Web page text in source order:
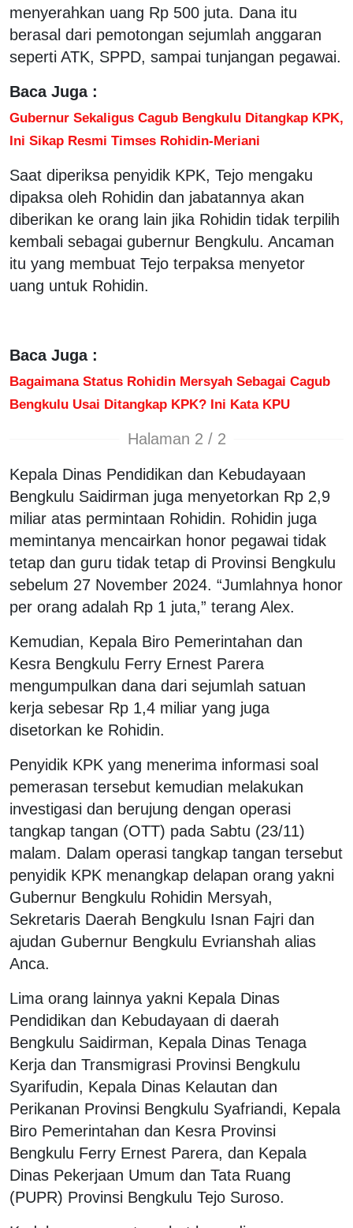
menyerahkan uang Rp 500 juta. Dana itu
berasal dari pemotongan sejumlah anggaran
seperti ATK, SPPD, sampai tunjangan pegawai.
Baca Juga :
Gubernur Sekaligus Cagub Bengkulu Ditangkap KPK,
Ini Sikap Resmi Timses Rohidin-Meriani
Saat diperiksa penyidik KPK, Tejo mengaku
dipaksa oleh Rohidin dan jabatannya akan
diberikan ke orang lain jika Rohidin tidak terpilih
kembali sebagai gubernur Bengkulu. Ancaman
itu yang membuat Tejo terpaksa menyetor
uang untuk Rohidin.
Baca Juga :
Bagaimana Status Rohidin Mersyah Sebagai Cagub
Bengkulu Usai Ditangkap KPK? Ini Kata KPU
Halaman 2 / 2
Kepala Dinas Pendidikan dan Kebudayaan
Bengkulu Saidirman juga menyetorkan Rp 2,9
miliar atas permintaan Rohidin. Rohidin juga
memintanya mencairkan honor pegawai tidak
tetap dan guru tidak tetap di Provinsi Bengkulu
sebelum 27 November 2024. “Jumlahnya honor
per orang adalah Rp 1 juta,” terang Alex.
Kemudian, Kepala Biro Pemerintahan dan
Kesra Bengkulu Ferry Ernest Parera
mengumpulkan dana dari sejumlah satuan
kerja sebesar Rp 1,4 miliar yang juga
disetorkan ke Rohidin.
Penyidik KPK yang menerima informasi soal
pemerasan tersebut kemudian melakukan
investigasi dan berujung dengan operasi
tangkap tangan (OTT) pada Sabtu (23/11)
malam. Dalam operasi tangkap tangan tersebut
penyidik KPK menangkap delapan orang yakni
Gubernur Bengkulu Rohidin Mersyah,
Sekretaris Daerah Bengkulu Isnan Fajri dan
ajudan Gubernur Bengkulu Evrianshah alias
Anca.
Lima orang lainnya yakni Kepala Dinas
Pendidikan dan Kebudayaan di daerah
Bengkulu Saidirman, Kepala Dinas Tenaga
Kerja dan Transmigrasi Provinsi Bengkulu
Syarifudin, Kepala Dinas Kelautan dan
Perikanan Provinsi Bengkulu Syafriandi, Kepala
Biro Pemerintahan dan Kesra Provinsi
Bengkulu Ferry Ernest Parera, dan Kepala
Dinas Pekerjaan Umum dan Tata Ruang
(PUPR) Provinsi Bengkulu Tejo Suroso.